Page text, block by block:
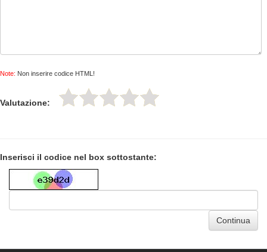
Note: Non inserire codice HTML!
Valutazione:
Inserisci il codice nel box sottostante:
Continua